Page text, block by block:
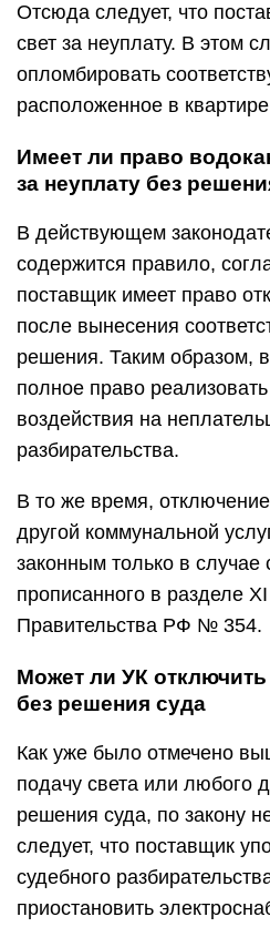
Отсюда следует, что
свет за неуплату. В этом
опломбировать
расположенное в
Имеет ли право
за неуплату без
В действующем
содержится правило,
поставщик имеет право
после вынесения
решения. Таким образом,
полное право
воздействия на
разбирательства.
В то же время,
другой коммунальной
законным только в
прописанного в разделе
Правительства РФ № 354.
Может ли УК отключить
без решения суда
Как уже было отмечено
подачу света или любого
решения суда, по закону
следует, что поставщик
судебного
приостановить